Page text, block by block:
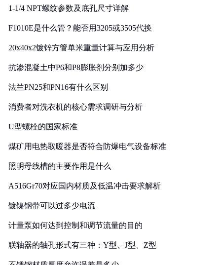
1-1/4 NPT螺纹参数及底孔尺寸详解
F1010E是什么管？能否用3205或3505代换
20x40x2镀锌方管单米重量计算与应用分析
抗渗混凝土中P6和P8膨胀剂分别加多少
法兰PN25和PN16有什么区别
消费者对洗衣机的核心需求调研与分析
U型螺栓的国家标准
煤矿用电热取暖器是否符合防爆电气设备标准
照明母线槽的主要作用是什么
A516Gr70对应国内材质及低温冲击要求解析
镀镍钢带可以过多少电流
计量泵如何达到控制和调节流量的目的
联轴器的轴孔形式有三种：Y型、J型、Z型